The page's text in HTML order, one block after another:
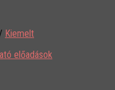
Kiemelt
előadások